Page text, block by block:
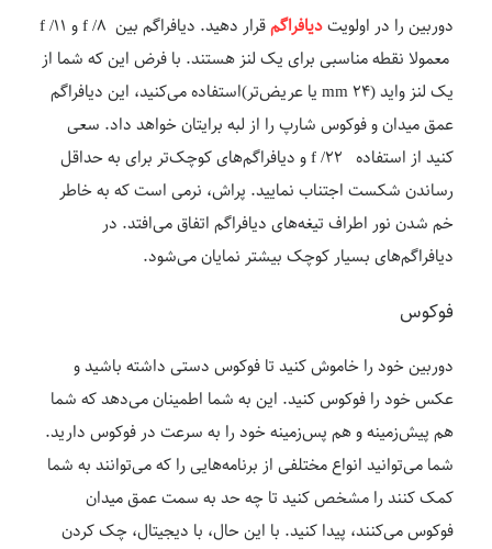
دوربین را در اولویتدیافراگم
قرار دهید. دیافراگم بین f /8 و f /11
معمولا نقطه مناسبی برای یک لنز هستند. با فرض این که شما از
یک لنز واید (۲۴ mm یا عریض‌تر)استفاده می‌کنید، این دیافراگم
عمق میدان و فوکوس شارپ را از لبه برایتان خواهد داد. سعی
کنید از استفاده f /22 و دیافراگم‌های کوچک‌تر برای به حداقل
رساندن شکست اجتناب نمایید. پراش، نرمی است که به خاطر
خم شدن نور اطراف تیغه‌های دیافراگم اتفاق می‌افتد. در
دیافراگم‌های بسیار کوچک بیشتر نمایان می‌شود.
فوکوس
دوربین خود را خاموش کنید تا فوکوس دستی داشته باشید و
عکس خود را فوکوس کنید. این به شما اطمینان می‌دهد که شما
هم پیش‌زمینه و هم پس‌زمینه خود را به سرعت در فوکوس دارید.
شما می‌توانید انواع مختلفی از برنامه‌هایی را که می‌توانند به شما
کمک کنند را مشخص کنید تا چه حد به سمت عمق میدان
فوکوس می‌کنند، پیدا کنید. با این حال، با دیجیتال، چک کردن